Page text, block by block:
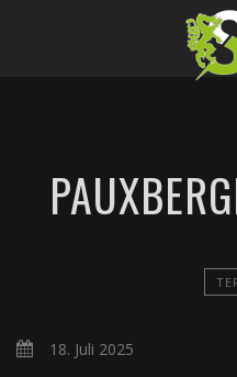
18. Juli 2025